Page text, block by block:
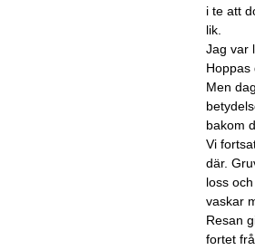
i te att
lik.
Jag var
Hoppas
Men
bakom
Vi
där.
loss
vaskar
Resan
fortet